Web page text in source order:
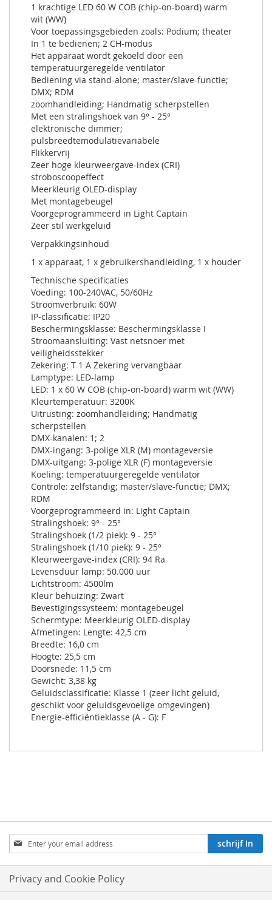
1 krachtige LED 60 W COB (chip-on-board) warm
wit (WW)
Voor toepassingsgebieden zoals: Podium; theater
In 1 te bedienen; 2 CH-modus
Het apparaat wordt gekoeld door een
temperatuurgeregelde ventilator
Bediening via stand-alone; master/slave-functie;
DMX; RDM
zoomhandleiding; Handmatig scherpstellen
Met een stralingshoek van 9° - 25°
elektronische dimmer;
pulsbreedtemodulatievariabele
Flikkervrij
Zeer hoge kleurweergave-index (CRI)
stroboscoopeffect
Meerkleurig OLED-display
Met montagebeugel
Voorgeprogrammeerd in Light Captain
Zeer stil werkgeluid
Verpakkingsinhoud
1 x apparaat, 1 x gebruikershandleiding, 1 x houder
Technische specificaties
Voeding: 100-240VAC, 50/60Hz
Stroomverbruik: 60W
IP-classificatie: IP20
Beschermingsklasse: Beschermingsklasse I
Stroomaansluiting: Vast netsnoer met
veiligheidsstekker
Zekering: T 1 A Zekering vervangbaar
Lamptype: LED-lamp
LED: 1 x 60 W COB (chip-on-board) warm wit (WW)
Kleurtemperatuur: 3200K
Uitrusting: zoomhandleiding; Handmatig
scherpstellen
DMX-kanalen: 1; 2
DMX-ingang: 3-polige XLR (M) montageversie
DMX-uitgang: 3-polige XLR (F) montageversie
Koeling: temperatuurgeregelde ventilator
Controle: zelfstandig; master/slave-functie; DMX;
RDM
Voorgeprogrammeerd in: Light Captain
Stralingshoek: 9° - 25°
Stralingshoek (1/2 piek): 9 - 25°
Stralingshoek (1/10 piek): 9 - 25°
Kleurweergave-index (CRI): 94 Ra
Levensduur lamp: 50.000 uur
Lichtstroom: 4500lm
Kleur behuizing: Zwart
Bevestigingssysteem: montagebeugel
Schermtype: Meerkleurig OLED-display
Afmetingen: Lengte: 42,5 cm
Breedte: 16,0 cm
Hoogte: 25,5 cm
Doorsnede: 11,5 cm
Gewicht: 3,38 kg
Geluidsclassificatie: Klasse 1 (zeer licht geluid,
geschikt voor geluidsgevoelige omgevingen)
Energie-efficiëntieklasse (A - G): F
Aboneren
op
onze
nieuwsbrief:
schrijf In
Privacy and Cookie Policy